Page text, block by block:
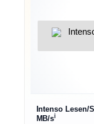
Intenso Lesen/
MB/sℹ︎